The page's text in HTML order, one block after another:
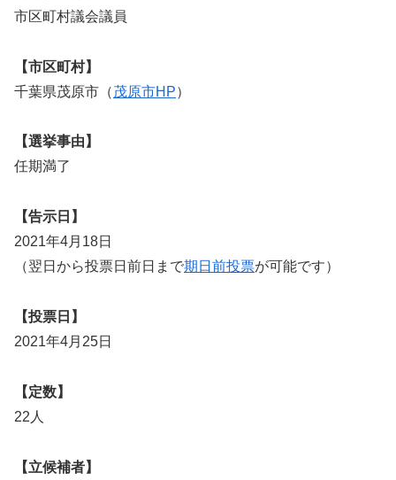
市区町村議会議員
【市区町村】
千葉県茂原市（茂原市HP）
【選挙事由】
任期満了
【告示日】
2021年4月18日
（翌日から投票日前日まで期日前投票が可能です）
【投票日】
2021年4月25日
【定数】
22人
【立候補者】